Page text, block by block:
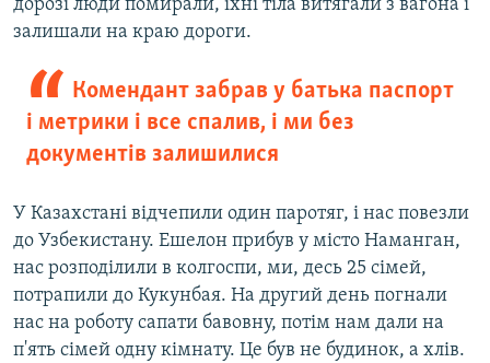
дорозі люди помирали, їхні тіла витягали з вагона і
залишали на краю дороги.
Комендант забрав у батька паспорт
і метрики і все спалив, і ми без
документів залишилися
У Казахстані відчепили один паротяг, і нас повезли
до Узбекистану. Ешелон прибув у місто Наманган,
нас розподілили в колгоспи, ми, десь 25 сімей,
потрапили до Кукунбая. На другий день погнали
нас на роботу сапати бавовну, потім нам дали на
п'ять сімей одну кімнату. Це був не будинок, а хлів.